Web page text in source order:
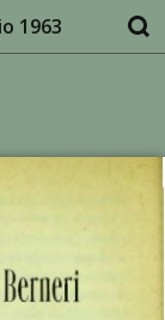
1963